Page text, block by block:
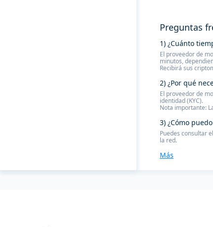
Preguntas
1) ¿Cuánto
El proveedor de
minutos,
Recibirá sus
2) ¿Por qué
El proveedor de
identidad (KYC).
Nota importante:
3) ¿Cómo
Puedes consultar
la red.
Más